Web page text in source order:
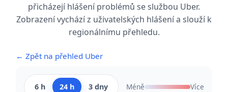
přicházejí hlášení problémů se službou Uber.
Zobrazení vychází z uživatelských hlášení a slouží k
regionálnímu přehledu.
← Zpět na přehled Uber
6 h 24 h 3 dny Méně Více